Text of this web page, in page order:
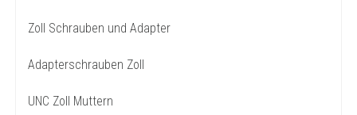
Zoll Schrauben und Adapter
Adapterschrauben Zoll
UNC Zoll Muttern